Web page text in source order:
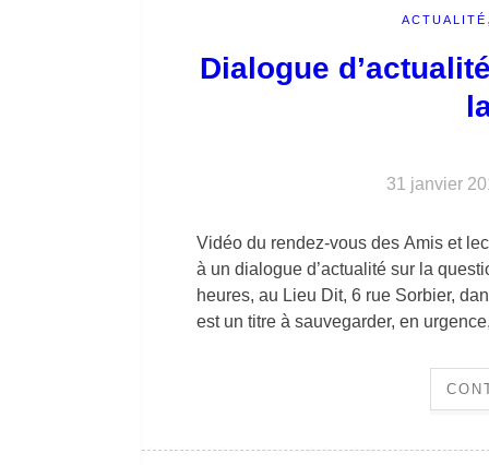
ACTUALITÉ
Dialogue
31 janvier
Vidéo du rendez-vous des Amis et
à un dialogue d’actualité sur la
heures, au Lieu Dit, 6 rue Sorbier,
est un titre à sauvegarder, en